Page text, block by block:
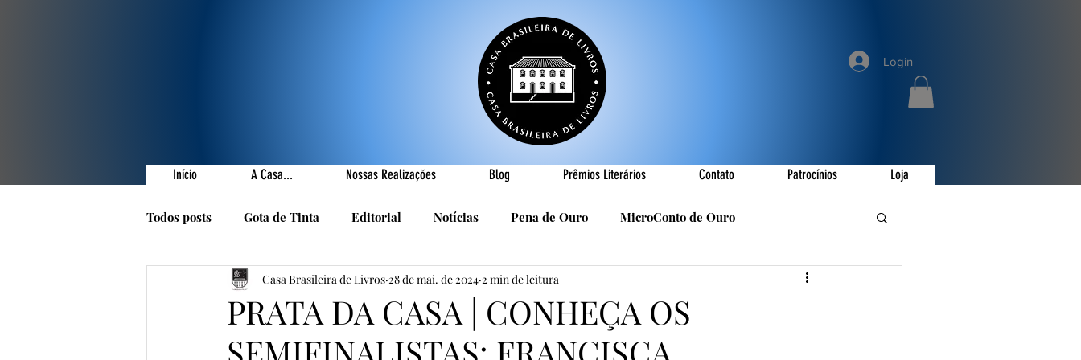
Início A Casa... Nossas Realizações Blog Prêmios Literários Contato Patrocínios Loja
Login
Todos posts Gota de Tinta Editorial Notícias Pena de Ouro MicroConto de Ouro
Prêmios Literários Nossas Realizações Cândido Luís Vasques
1001 Poetas Autores da Casa R. Roldan-Roldan Carlos Nejar Sebastião Burnay
PRATA DA CASA | CONHEÇA OS
Casa Brasileira de Livros 28 de mai. de 2024 2 min de leitura